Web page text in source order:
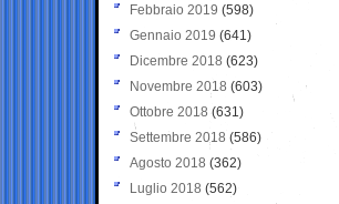
Febbraio 2019 (598)
Gennaio 2019 (641)
Dicembre 2018 (623)
Novembre 2018 (603)
Ottobre 2018 (631)
Settembre 2018 (586)
Agosto 2018 (362)
Luglio 2018 (562)